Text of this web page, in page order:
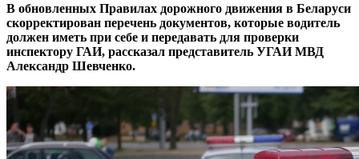
В обновленных Правилах дорожного движения в Беларуси
скорректирован перечень документов, которые водитель
должен иметь при себе и передавать для проверки
инспектору ГАИ, рассказал представитель УГАИ МВД
Александр Шевченко.